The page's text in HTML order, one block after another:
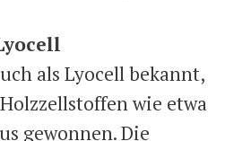
als Lyocell bekannt,
wie etwa
gewonnen. Die